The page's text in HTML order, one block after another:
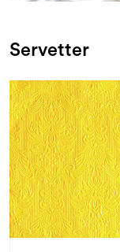
Servetter